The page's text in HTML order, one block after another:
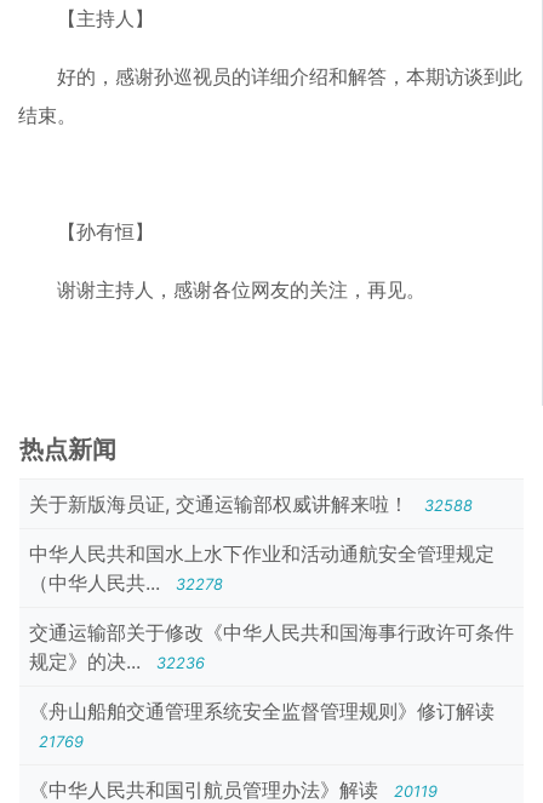
【主持人】
好的，感谢孙巡视员的详细介绍和解答，本期访谈到此
结束。
【孙有恒】
谢谢主持人，感谢各位网友的关注，再见。
热点新闻
关于新版海员证, 交通运输部权威讲解来啦！ 32588
中华人民共和国水上水下作业和活动通航安全管理规定
（中华人民共...
32278
交通运输部关于修改《中华人民共和国海事行政许可条件
规定》的决...
32236
《舟山船舶交通管理系统安全监督管理规则》修订解读
21769
《中华人民共和国引航员管理办法》解读 20119